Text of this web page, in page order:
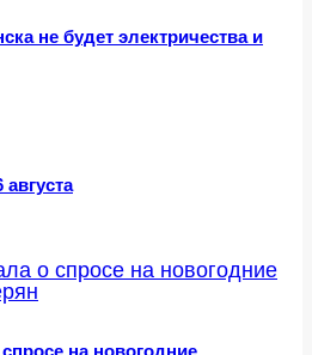
не будет электричества и
спросе на новогодние